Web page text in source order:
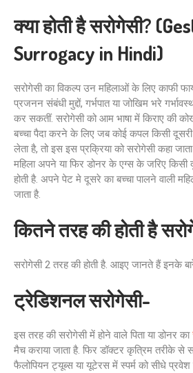
क्या होती है सरोगेसी?
Surrogacy in Hindi)
सरोगेसी का विकल्प उन महिलाओं के लिए काफी
प्रजनन संबंधी मुद्दों, गर्भपात या जोखिम भरे
कर सकतीं. सरोगेसी को आम भाषा में किराए की
बच्चा पैदा करने के लिए जब कोई कपल किसी दूसरी
लेता है, तो इस इस प्रक्रिया को सरोगेसी कहा
महिला अपने या फिर डोनर के एग्स के जरिए
होती है. अपने पेट मे दूसरे का बच्चा पालने वाली
जाता है.
कितने तरह की होती है
सरोगेसी 2 तरह की होती है. आइए जानते हैं इनके
ट्रेडिशनल सरोगेसी-
इस तरह की सरोगेसी में होने वाले पिता या डोनर का
मैच कराया जाता है. फिर डॉक्टर कृत्रिम तरीके से
फैलोपियन ट्यूब्स या यूटेरस में स्पर्म को सीधे प्रवेश